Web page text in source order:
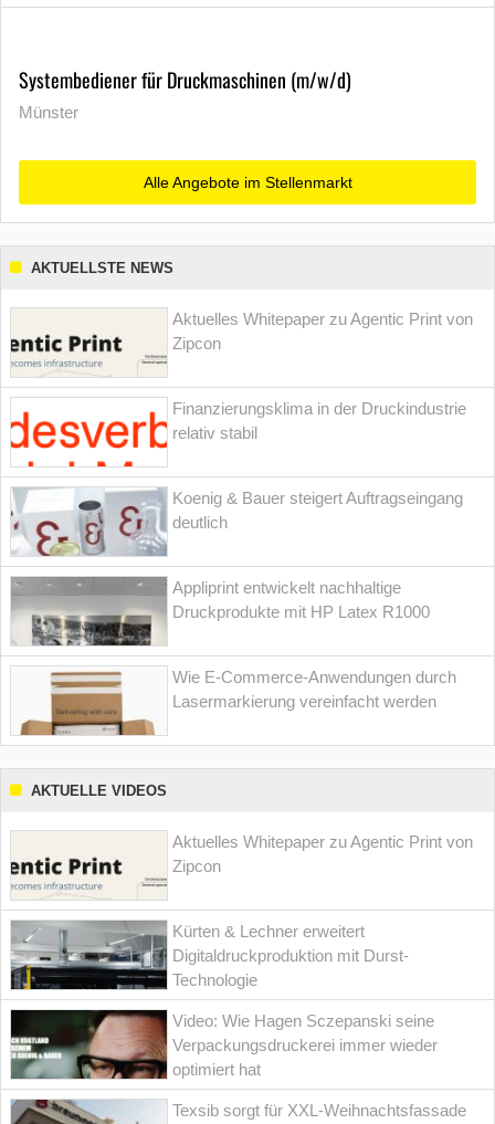
Systembediener für Druckmaschinen (m/w/d)
Münster
Alle Angebote im Stellenmarkt
AKTUELLSTE NEWS
Aktuelles Whitepaper zu Agentic Print von
Zipcon
Finanzierungsklima in der Druckindustrie
relativ stabil
Koenig & Bauer steigert Auftragseingang
deutlich
Appliprint entwickelt nachhaltige
Druckprodukte mit HP Latex R1000
Wie E-Commerce-Anwendungen durch
Lasermarkierung vereinfacht werden
AKTUELLE VIDEOS
Aktuelles Whitepaper zu Agentic Print von
Zipcon
Kürten & Lechner erweitert
Digitaldruckproduktion mit Durst-
Technologie
Video: Wie Hagen Sczepanski seine
Verpackungsdruckerei immer wieder
optimiert hat
Texsib sorgt für XXL-Weihnachtsfassade